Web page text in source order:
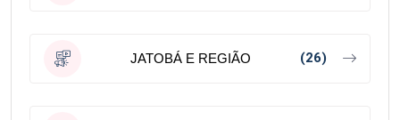
JATOBÁ E REGIÃO (26)